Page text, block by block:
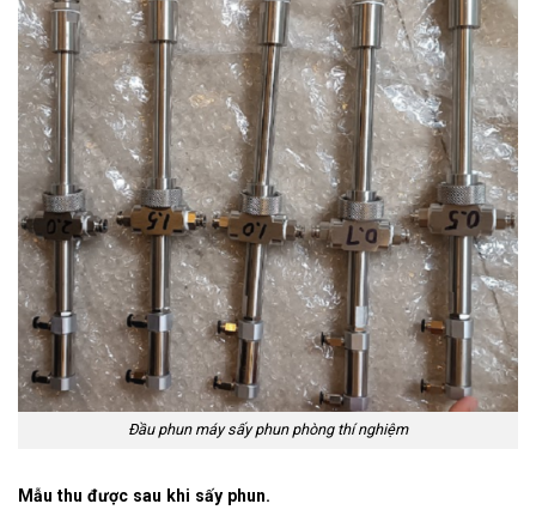
Đầu phun máy sấy phun phòng thí nghiệm
Mẫu thu được sau khi sấy phun.